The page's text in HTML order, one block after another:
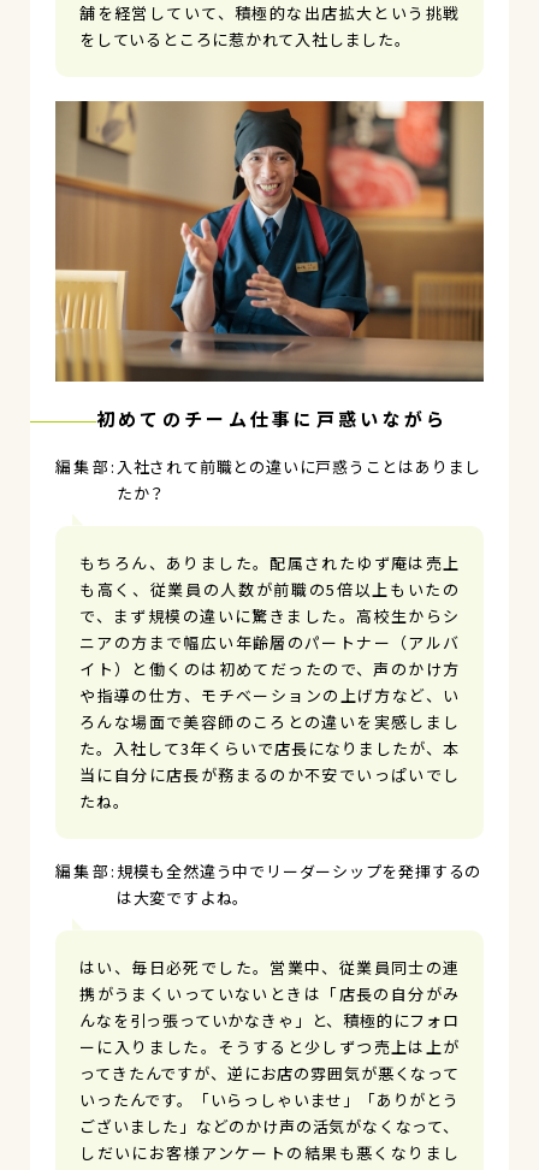
舗を経営していて、積極的な出店拡大という挑戦
をしているところに惹かれて入社しました。
初めてのチーム仕事に戸惑いながら
入社されて前職との違いに戸惑うことはありまし
たか？
もちろん、ありました。配属されたゆず庵は売上
も高く、従業員の人数が前職の5倍以上もいたの
で、まず規模の違いに驚きました。高校生からシ
ニアの方まで幅広い年齢層のパートナー（アルバ
イト）と働くのは初めてだったので、声のかけ方
や指導の仕方、モチベーションの上げ方など、い
ろんな場面で美容師のころとの違いを実感しまし
た。入社して3年くらいで店長になりましたが、本
当に自分に店長が務まるのか不安でいっぱいでし
たね。
規模も全然違う中でリーダーシップを発揮するの
は大変ですよね。
はい、毎日必死でした。営業中、従業員同士の連
携がうまくいっていないときは「店長の自分がみ
んなを引っ張っていかなきゃ」と、積極的にフォロ
ーに入りました。そうすると少しずつ売上は上が
ってきたんですが、逆にお店の雰囲気が悪くなって
いったんです。「いらっしゃいませ」「ありがとう
ございました」などのかけ声の活気がなくなって、
しだいにお客様アンケートの結果も悪くなりまし